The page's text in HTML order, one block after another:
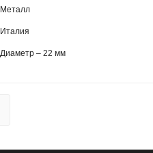
Металл
Италия
Диаметр – 22 мм